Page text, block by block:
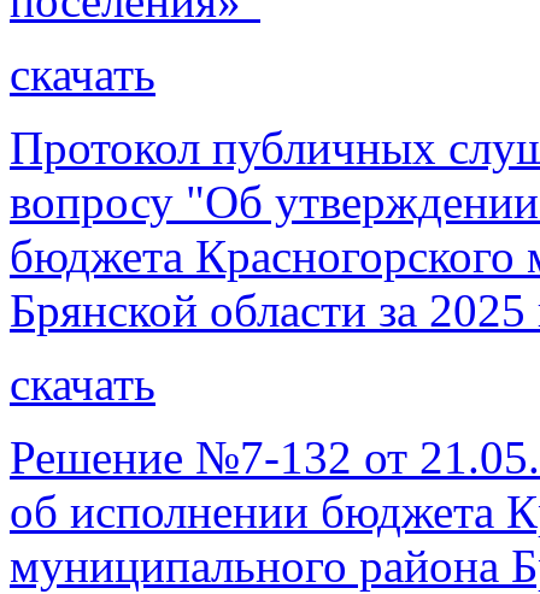
скачать
Протокол публичных
вопросу "Об
бюджета
Брянской области за 2025
скачать
Решение №7-132 от
об исполнении бюджета
муниципального района